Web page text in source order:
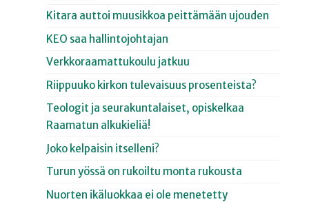
Kitara auttoi muusikkoa peittämään ujouden
KEO saa hallintojohtajan
Verkkoraamattukoulu jatkuu
Riippuuko kirkon tulevaisuus prosenteista?
Teologit ja seurakuntalaiset, opiskelkaa
Raamatun alkukieliä!
Joko kelpaisin itselleni?
Turun yössä on rukoiltu monta rukousta
Nuorten ikäluokkaa ei ole menetetty